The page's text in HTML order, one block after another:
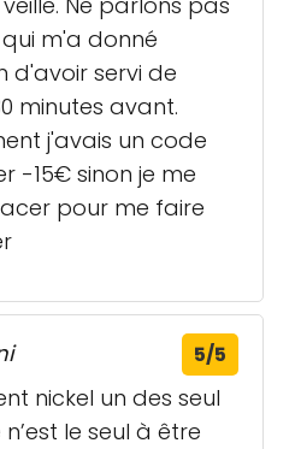
m'a donné
d'avoir servi de
minutes avant.
j'avais un code
-15€ sinon je me
pour me faire
5/5
nickel un des seul
le seul à être